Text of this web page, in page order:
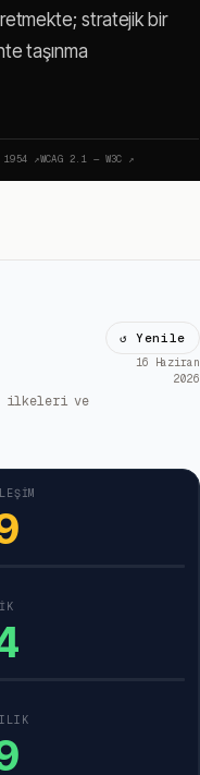
stratejik bir
taşınma
↗WCAG 2.1 — W3C ↗
ilkeleri ve
↺ Yenile
16 Haziran
2026